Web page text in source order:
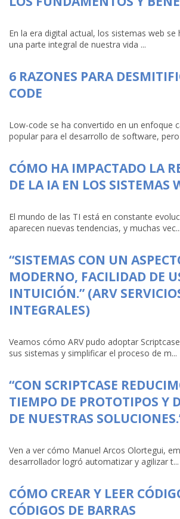
En la era digital actual, los sistemas web se
una parte integral de nuestra vida ...
6 RAZONES PARA
CODE
Low-code se ha convertido en un enfoque
popular para el desarrollo de software, pero
CÓMO HA IMPACTADO LA
DE LA IA EN LOS SISTEMAS
El mundo de las TI está en constante
aparecen nuevas tendencias, y muchas vec...
“SISTEMAS CON UN
MODERNO, FACILIDAD DE
INTUICIÓN.” (ARV
INTEGRALES)
Veamos cómo ARV pudo adoptar
sus sistemas y simplificar el proceso de m...
“CON SCRIPTCASE
TIEMPO DE PROTOTIPOS Y
DE NUESTRAS
Ven a ver cómo Manuel Arcos Olortegui,
desarrollador logró automatizar y agilizar t...
CÓMO CREAR Y LEER
CÓDIGOS DE BARRAS